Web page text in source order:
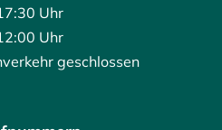
Uhr
Uhr
geschlossen